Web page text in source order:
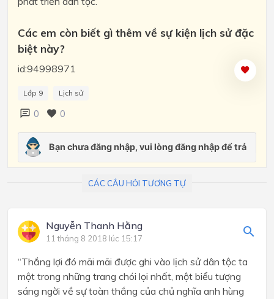
Các em còn biết gì thêm về sự kiện lịch sử đặc
biệt này?
id:94998971
Lớp 9 Lịch sử
0 0
CÁC CÂU HỎI TƯƠNG TỰ
Nguyễn Thanh Hằng
11 tháng 8 2018 lúc 15:17
“Thắng lợi đó mãi mãi được ghi vào lịch sử dân tộc ta
một trong những trang chói lọi nhất, một biểu tượng
sáng ngời về sự toàn thắng của chủ nghĩa anh hùng